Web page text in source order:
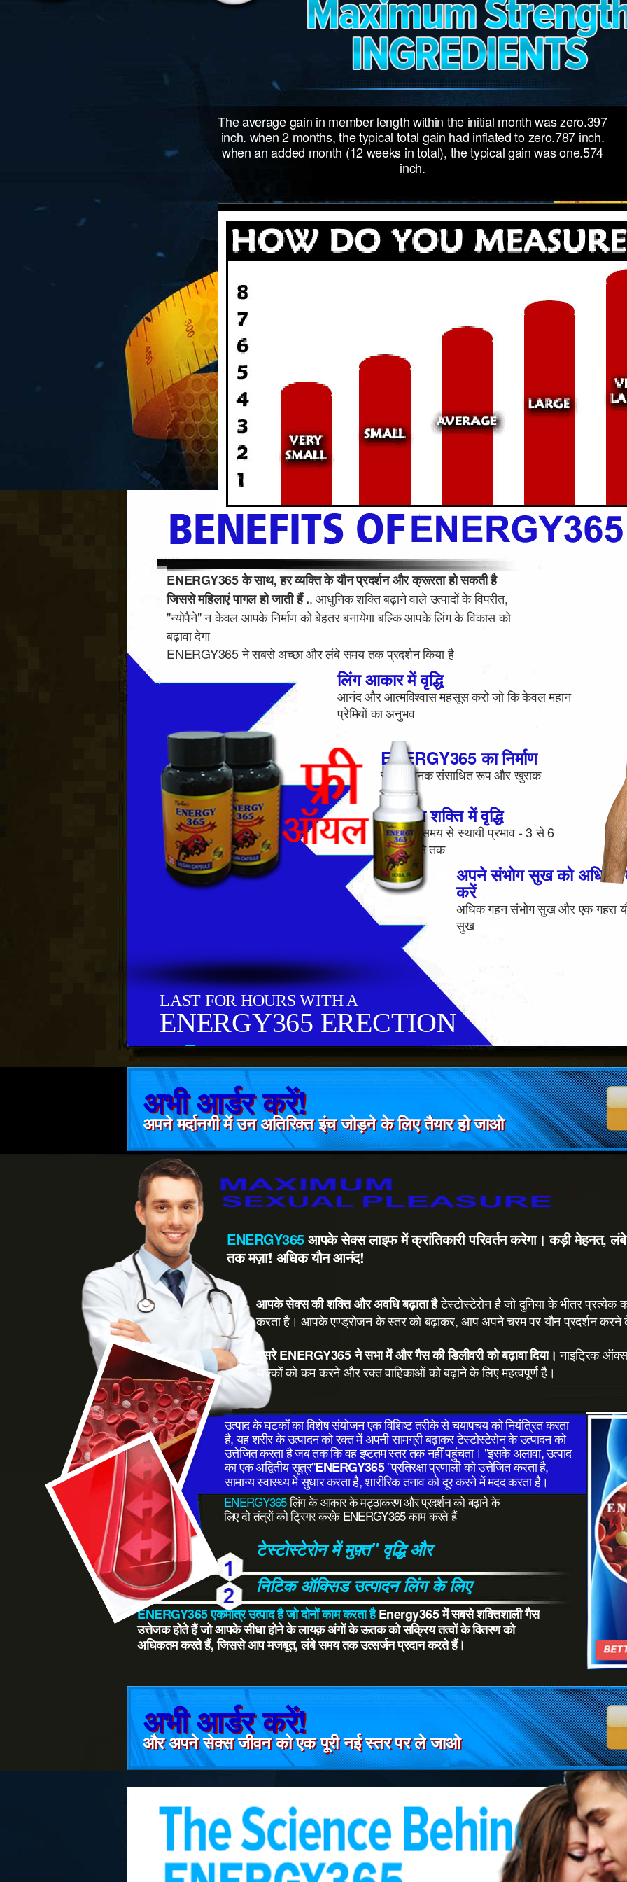
The average gain in member length within the initial month was zero.397
inch. when 2 months, the typical total gain had inflated to zero.787 inch.
when an added month (12 weeks in total), the typical gain was one.574
inch.
ENERGY365 के साथ, हर व्यक्ति के यौन प्रदर्शन और क्रूरता हो सकती है
जिससे महिलाएं पागल हो जाती हैं .. आधुनिक शक्ति बढ़ाने वाले उत्पादों के विपरीत,
"न्योपैने" न केवल आपके निर्माण को बेहतर बनायेगा बल्कि आपके लिंग के विकास को
बढ़ावा देगा
ENERGY365 ने सबसे अच्छा और लंबे समय तक प्रदर्शन किया है
लिंग आकार में वृद्धि
आनंद और आत्मविश्वास महसूस करो जो कि केवल महान
प्रेमियों का अनुभव
ENERGY365 का निर्माण
सुविधाजनक संसाधित रूप और खुराक
यौन शक्ति में वृद्धि
लंबे समय से स्थायी प्रभाव - 3 से 6
महीने तक
अपने संभोग सुख को
करें
अधिक गहन संभोग सुख और एक गहरा
सुख
LAST FOR HOURS WITH A
ENERGY365 ERECTION
अभी आर्डर करें!
अपने मर्दानगी में उन अतिरिक्त इंच जोड़ने के लिए तैयार हो जाओ
ENERGY365आपके सेक्स लाइफ में क्रांतिकारी परिवर्तन करेगा। कड़ी मेहनत,
तक मज़ा! अधिक यौन आनंद!
आपके सेक्स की शक्ति और अवधि बढ़ाता हैटेस्टोस्टेरोन है जो दुनिया के भीतर प्रत्येक
करता है। आपके एण्ड्रोजन के स्तर को बढ़ाकर, आप अपने चरम पर यौन प्रदर्शन करने
दूसरे ENERGY365 ने सभा में और गैस की डिलीवरी को बढ़ावा दिया। नाइट्रिक
थक्कों को कम करने और रक्त वाहिकाओं को बढ़ाने के लिए महत्वपूर्ण है।
उत्पाद के घटकों का विशेष संयोजन एक विशिष्ट तरीके से चयापचय को नियंत्रित करता
है, यह शरीर के उत्पादन को रक्त में अपनी सामग्री बढ़ाकर टेस्टोस्टेरोन के उत्पादन को
उत्तेजित करता है जब तक कि वह इष्टतम स्तर तक नहीं पहुंचता। "इसके अलावा, उत्पाद
का एक अद्वितीय सूत्र"ENERGY365"प्रतिरक्षा प्रणाली को उत्तेजित करता है,
सामान्य स्वास्थ्य में सुधार करता है, शारीरिक तनाव को दूर करने में मदद करता है।
ENERGY365लिंग के आकार के मट्ठाकरण और प्रदर्शन को बढ़ाने के
लिए दो तंत्रों को ट्रिगर करके ENERGY365 काम करते हैं
टेस्टोस्टेरोन में मुफ़्त" वृद्धि और
निटिक ऑक्सिड उत्पादन लिंग के लिए
ENERGY365 एकमात्र उत्पाद है जो दोनों काम करता हैEnergy365 में सबसे शक्तिशाली गैस
उत्तेजक होते हैं जो आपके सीधा होने के लायक़ अंगों के ऊतक को सक्रिय तत्वों के वितरण को
अधिकतम करते हैं, जिससे आप मजबूत, लंबे समय तक उत्सर्जन प्रदान करते हैं।
अभी आर्डर करें!
और अपने सेक्स जीवन को एक पूरी नई स्तर पर ले जाओ